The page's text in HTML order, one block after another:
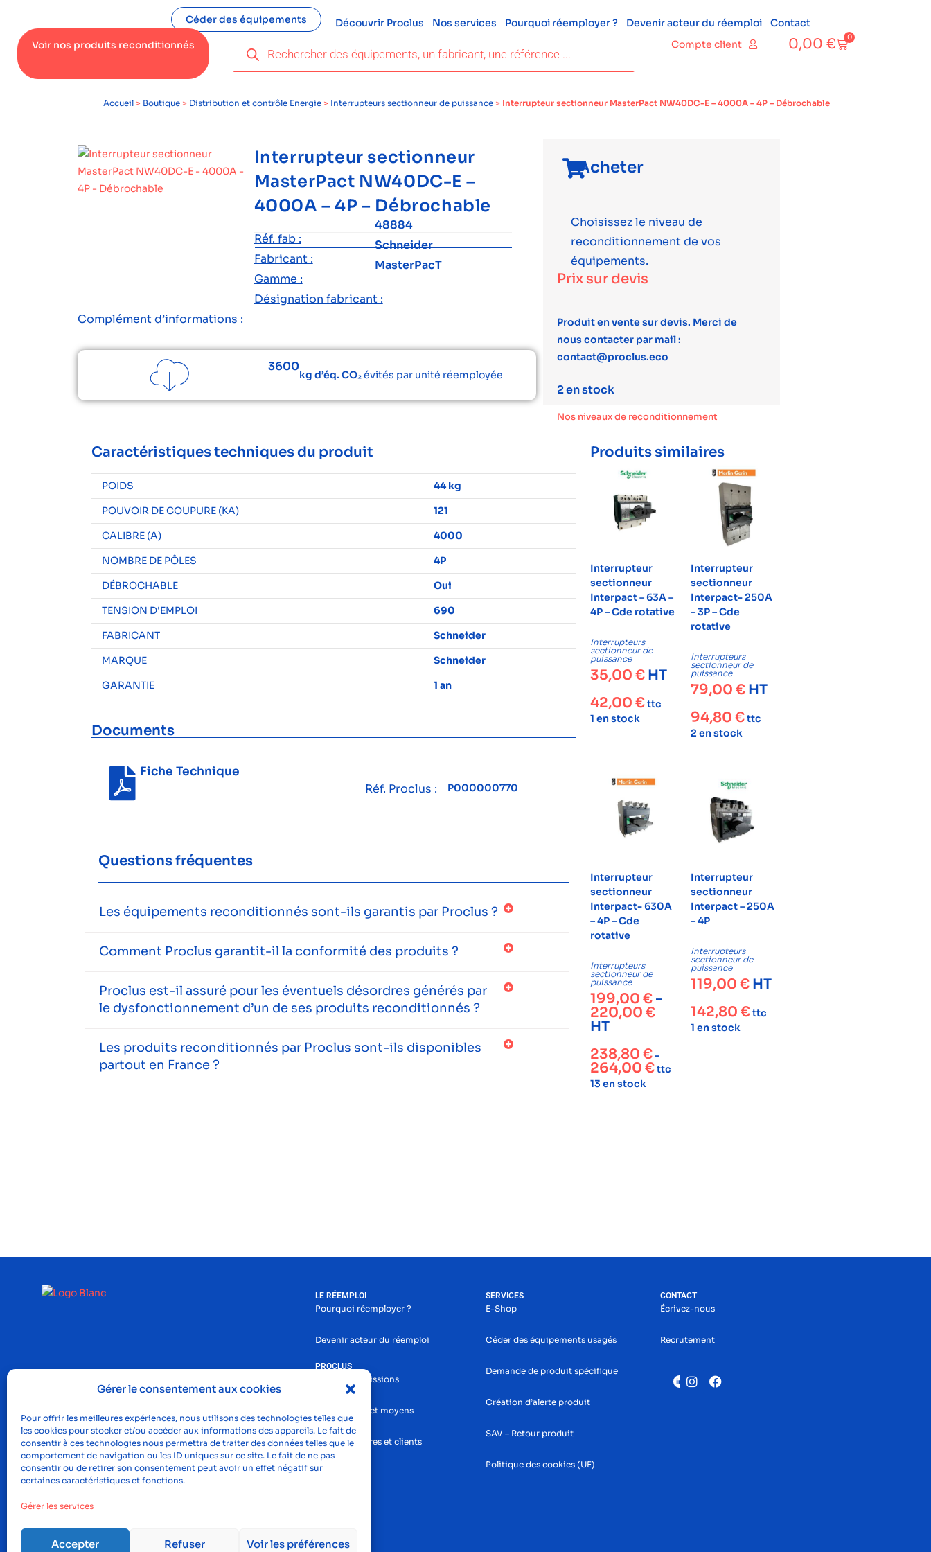
Gérer le consentement aux cookies
Pour offrir les meilleures expériences, nous utilisons des technologies telles que
les cookies pour stocker et/ou accéder aux informations des appareils. Le fait de
consentir à ces technologies nous permettra de traiter des données telles que le
comportement de navigation ou les ID uniques sur ce site. Le fait de ne pas
consentir ou de retirer son consentement peut avoir un effet négatif sur
certaines caractéristiques et fonctions.
Gérer les services
Accepter Refuser Voir les préférences
Céder des équipements Découvrir Proclus Nos services Pourquoi réemployer ? Devenir acteur du réemploi
Contact
Voir nos produits reconditionnés
Compte client 0,00 € 0
Accueil > Boutique > Distribution et contrôle Energie > Interrupteurs sectionneur de puissance > Interrupteur sectionneur MasterPact NW40DC-E – 4000A – 4P – Débrochable
Interrupteur sectionneur
MasterPact NW40DC-E –
4000A – 4P – Débrochable
Réf. fab :
48884
Fabricant :
Schneider
Gamme :
MasterPacT
Désignation fabricant :
Complément d’informations :
3600
kg d’éq. CO₂évités par unité réemployée
Acheter
Choisissez le niveau de
reconditionnement de vos
équipements.
Prix sur devis
Produit en vente sur devis. Merci de
nous contacter par mail :
contact@proclus.eco
2 en stock
Nos niveaux de reconditionnement
Caractéristiques techniques du produit
POIDS
44 kg
POUVOIR DE COUPURE (KA)
121
CALIBRE (A)
4000
NOMBRE DE PÔLES
4P
DÉBROCHABLE
Oui
TENSION D'EMPLOI
690
FABRICANT
Schneider
MARQUE
Schneider
GARANTIE
1 an
Documents
Fiche Technique
Réf. Proclus :
P000000770
Questions fréquentes
Les équipements reconditionnés sont-ils garantis par Proclus ?
Comment Proclus garantit-il la conformité des produits ?
Proclus est-il assuré pour les éventuels désordres générés par
le dysfonctionnement d’un de ses produits reconditionnés ?
Les produits reconditionnés par Proclus sont-ils disponibles
partout en France ?
Produits similaires
Interrupteur
sectionneur
Interpact – 63A –
4P – Cde rotative
Interrupteurs
sectionneur de
puissance
35,00 € HT
42,00 €ttc
1 en stock
Interrupteur
sectionneur
Interpact- 250A
– 3P – Cde
rotative
Interrupteurs
sectionneur de
puissance
79,00 € HT
94,80 €ttc
2 en stock
Interrupteur
sectionneur
Interpact- 630A
– 4P – Cde
rotative
Interrupteurs
sectionneur de
puissance
199,00 € -
220,00 €
HT
238,80 €-
264,00 €ttc
13 en stock
Interrupteur
sectionneur
Interpact – 250A
– 4P
Interrupteurs
sectionneur de
puissance
119,00 € HT
142,80 €ttc
1 en stock
LE RÉEMPLOI
Pourquoi réemployer ?
Devenir acteur du réemploi
PROCLUS
Histoire et missions
Nos services et moyens
Nos partenaires et clients
SERVICES
E-Shop
Céder des équipements usagés
Demande de produit spécifique
Création d’alerte produit
SAV – Retour produit
Politique des cookies (UE)
CONTACT
Écrivez-nous
Recrutement